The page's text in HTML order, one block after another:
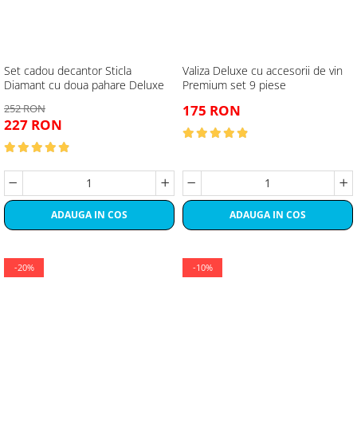
Set cadou decantor Sticla
Diamant cu doua pahare Deluxe
252 RON
227 RON
ADAUGA IN COS
Valiza Deluxe cu accesorii de vin
Premium set 9 piese
175 RON
ADAUGA IN COS
-20% -10%